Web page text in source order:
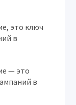
это ключ
в
— это
в